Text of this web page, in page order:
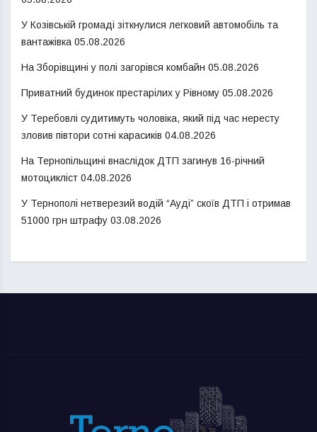
У Козівській громаді зіткнулися легковий автомобіль та
вантажівка 05.08.2026
На Зборівщині у полі загорівся комбайн 05.08.2026
Приватний будинок престарілих у Рівному 05.08.2026
У Теребовлі судитимуть чоловіка, який під час нересту
зловив півтори сотні карасиків 04.08.2026
На Тернопільщині внаслідок ДТП загинув 16-річний
мотоцикліст 04.08.2026
У Тернополі нетверезий водій “Ауді” скоїв ДТП і отримав
51000 грн штрафу 03.08.2026